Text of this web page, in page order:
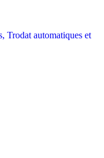
Trodat automatiques et